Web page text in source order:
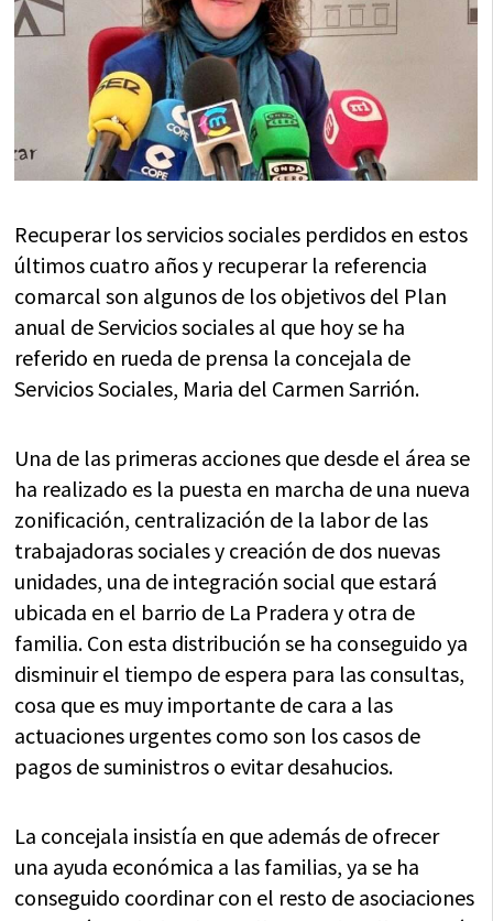
Recuperar los servicios sociales perdidos en estos
últimos cuatro años y recuperar la referencia
comarcal son algunos de los objetivos del Plan
anual de Servicios sociales al que hoy se ha
referido en rueda de prensa la concejala de
Servicios Sociales, Maria del Carmen Sarrión.
Una de las primeras acciones que desde el área se
ha realizado es la puesta en marcha de una nueva
zonificación, centralización de la labor de las
trabajadoras sociales y creación de dos nuevas
unidades, una de integración social que estará
ubicada en el barrio de La Pradera y otra de
familia. Con esta distribución se ha conseguido ya
disminuir el tiempo de espera para las consultas,
cosa que es muy importante de cara a las
actuaciones urgentes como son los casos de
pagos de suministros o evitar desahucios.
La concejala insistía en que además de ofrecer
una ayuda económica a las familias, ya se ha
conseguido coordinar con el resto de asociaciones